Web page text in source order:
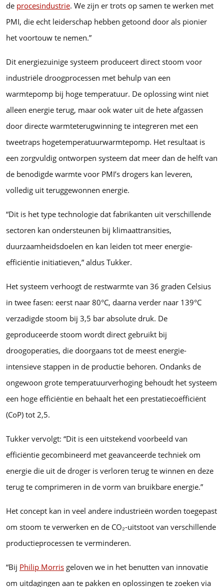
de procesindustrie. We zijn er trots op samen te werken met
PMI, die echt leiderschap hebben getoond door als pionier
het voortouw te nemen.”
Dit energiezuinige systeem produceert direct stoom voor
industriële droogprocessen met behulp van een
warmtepomp bij hoge temperatuur. De oplossing wint niet
alleen energie terug, maar ook water uit de hete afgassen
door directe warmteterugwinning te integreren met een
tweetraps hogetemperatuurwarmtepomp. Het resultaat is
een zorgvuldig ontworpen systeem dat meer dan de helft van
de benodigde warmte voor PMI’s drogers kan leveren,
volledig uit teruggewonnen energie.
“Dit is het type technologie dat fabrikanten uit verschillende
sectoren kan ondersteunen bij klimaattransities,
duurzaamheidsdoelen en kan leiden tot meer energie-
efficiëntie initiatieven,” aldus Tukker.
Het systeem verhoogt de restwarmte van 36 graden Celsius
in twee fasen: eerst naar 80°C, daarna verder naar 139°C
verzadigde stoom bij 3,5 bar absolute druk. De
geproduceerde stoom wordt direct gebruikt bij
droogoperaties, die doorgaans tot de meest energie-
intensieve stappen in de productie behoren. Ondanks de
ongewoon grote temperatuurverhoging behoudt het systeem
een hoge efficiëntie en behaalt het een prestatiecoëfficiënt
(CoP) tot 2,5.
Tukker vervolgt: “Dit is een uitstekend voorbeeld van
efficiëntie gecombineerd met geavanceerde techniek om
energie die uit de droger is verloren terug te winnen en deze
terug te comprimeren in de vorm van bruikbare energie.”
Het concept kan in veel andere industrieën worden toegepast
om stoom te verwerken en de CO₂-uitstoot van verschillende
productieprocessen te verminderen.
“Bij Philip Morris geloven we in het benutten van innovatie
om uitdagingen aan te pakken en oplossingen te zoeken via